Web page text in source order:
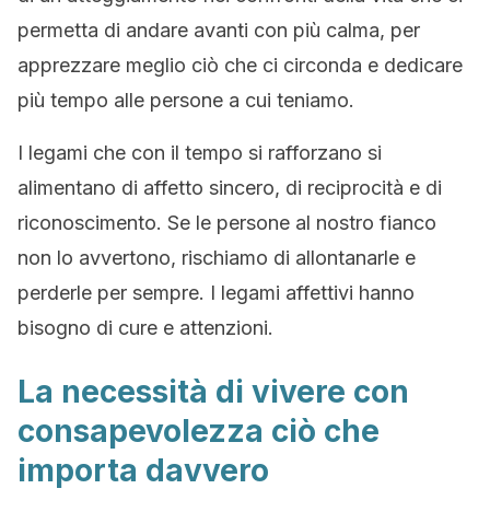
permetta di andare avanti con più calma, per
apprezzare meglio ciò che ci circonda e dedicare
più tempo alle persone a cui teniamo.
I legami che con il tempo si rafforzano si
alimentano di affetto sincero, di reciprocità e di
riconoscimento. Se le persone al nostro fianco
non lo avvertono, rischiamo di allontanarle e
perderle per sempre. I legami affettivi hanno
bisogno di cure e attenzioni.
La necessità di vivere con
consapevolezza ciò che
importa davvero